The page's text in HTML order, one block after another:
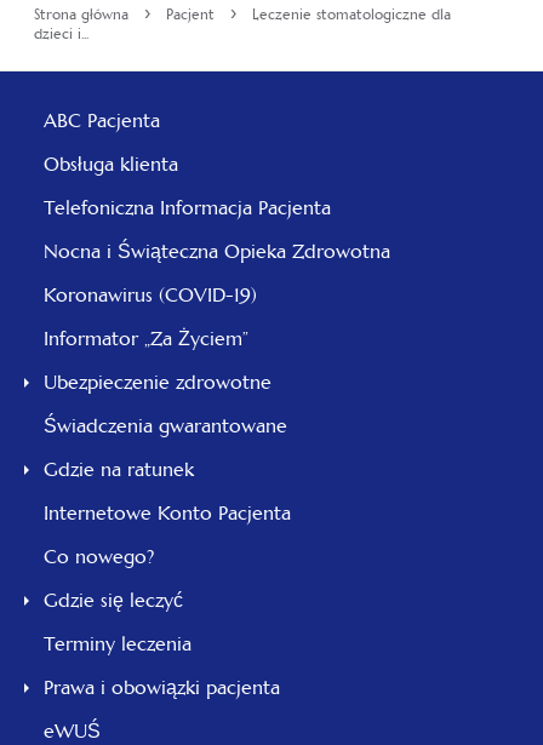
Strona główna › Pacjent ›
Leczenie stomatologiczne dla
dzieci i...
ABC Pacjenta
Obsługa klienta
Telefoniczna Informacja Pacjenta
Nocna i Świąteczna Opieka Zdrowotna
Koronawirus (COVID-19)
Informator „Za Życiem”
Ubezpieczenie zdrowotne
Świadczenia gwarantowane
Gdzie na ratunek
Internetowe Konto Pacjenta
Co nowego?
Gdzie się leczyć
Terminy leczenia
Prawa i obowiązki pacjenta
eWUŚ